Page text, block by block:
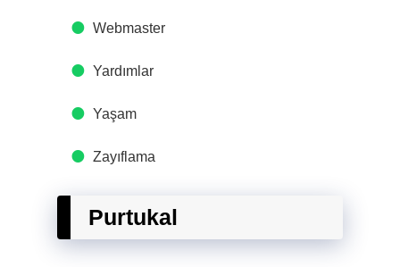
Webmaster
Yardımlar
Yaşam
Zayıflama
Purtukal